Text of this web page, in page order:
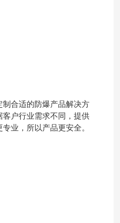
制合适的防爆产品解决方
户行业需求不同，提供
业，所以产品更安全。